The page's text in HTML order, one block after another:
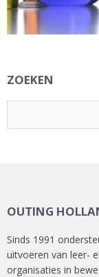
ZOEKEN
OUTING
Sinds 1991
uitvoeren van leer-
organisaties in